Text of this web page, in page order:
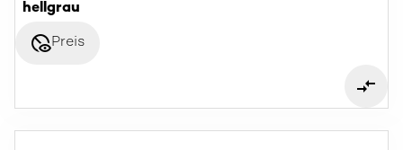
hellgrau
disabled_visiblePreis